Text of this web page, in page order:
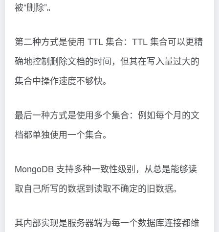
被“删除”。
第二种方式是使用 TTL 集合：TTL 集合可以更精
确地控制删除文档的时间，但其在写入量过大的
集合中操作速度不够快。
最后一种方式是使用多个集合：例如每个月的文
档都单独使用一个集合。
MongoDB 支持多种一致性级别，从总是能够读
取自己所写的数据到读取不确定的旧数据。
其内部实现是服务器端为每一个数据库连接都维